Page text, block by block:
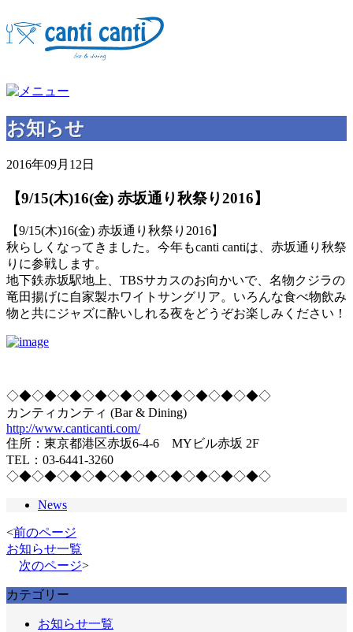
お知らせ
2016年09月12日
【9/15(木)16(金) 赤坂通り秋祭り2016】
【9/15(木)16(金) 赤坂通り秋祭り2016】
秋らしくなってきました。今年もcanti cantiは、赤坂通り秋祭
りに参戦します。
地下鉄赤坂駅地上、TBSサカスのお向かいで、名物クジラの
竜田揚げに自家製ホワイトサングリア。いろんな食べ物飲み
物と共にジャズに酔いしれる夜をどうぞお楽しみください！
◇◆◇◆◇◆◇◆◇◆◇◆◇◆◇◆◇◆◇◆◇
カンティカンティ (Bar & Dining)
http://www.canticanti.com/
住所：東京都港区赤坂6-4-6 MYビル赤坂 2F
TEL：03-6441-3260
◇◆◇◆◇◆◇◆◇◆◇◆◇◆◇◆◇◆◇◆◇
News
<前のページ
お知らせ一覧
次のページ>
カテゴリー
お知らせ一覧